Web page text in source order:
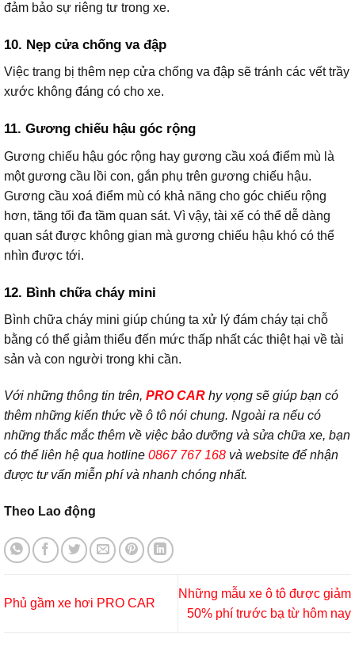
đảm bảo sự riêng tư trong xe.
10. Nẹp cửa chống va đập
Việc trang bị thêm nẹp cửa chống va đập sẽ tránh các vết trầy
xước không đáng có cho xe.
11. Gương chiếu hậu góc rộng
Gương chiếu hậu góc rộng hay gương cầu xoá điểm mù là
một gương cầu lồi con, gắn phụ trên gương chiếu hậu.
Gương cầu xoá điểm mù có khả năng cho góc chiếu rộng
hơn, tăng tối đa tầm quan sát. Vì vậy, tài xế có thể dễ dàng
quan sát được không gian mà gương chiếu hậu khó có thể
nhìn được tới.
12. Bình chữa cháy mini
Bình chữa cháy mini giúp chúng ta xử lý đám cháy tại chỗ
bằng có thể giảm thiểu đến mức thấp nhất các thiệt hại về tài
sản và con người trong khi cần.
Với những thông tin trên, PRO CAR hy vọng sẽ giúp bạn có
thêm những kiến thức về ô tô nói chung. Ngoài ra nếu có
những thắc mắc thêm về việc bảo dưỡng và sửa chữa xe, bạn
có thể liên hệ qua hotline 0867 767 168 và website để nhận
được tư vấn miễn phí và nhanh chóng nhất.
Theo Lao động
Phủ gầm xe hơi PRO CAR
Những mẫu xe ô tô được giảm
50% phí trước bạ từ hôm nay